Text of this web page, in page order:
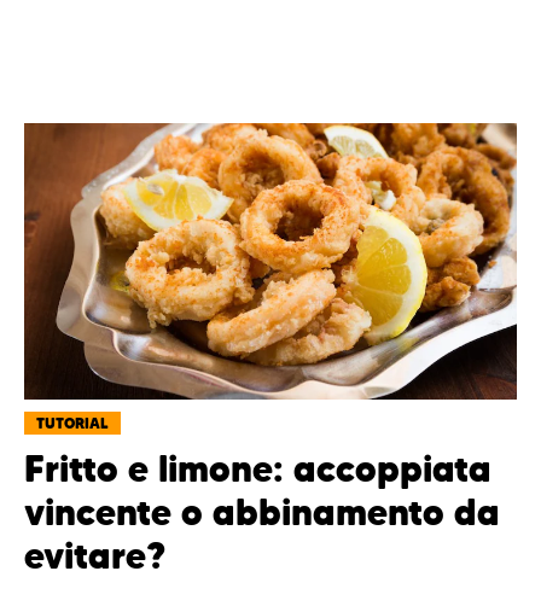
TUTORIAL
Fritto e limone: accoppiata
vincente o abbinamento da
evitare?